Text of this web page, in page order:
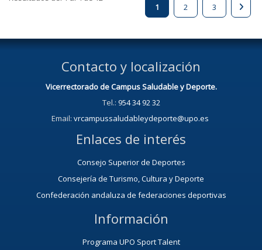
1
2 3
Contacto y localización
Vicerrectorado de Campus Saludable y Deporte.
Tel.: 954 34 92 32
Email: vrcampussaludableydeporte@upo.es
Enlaces de interés
Consejo Superior de Deportes
Consejería de Turismo, Cultura y Deporte
Confederación andaluza de federaciones deportivas
Información
Programa UPO Sport Talent